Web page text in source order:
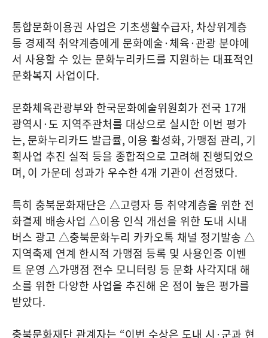
통합문화이용권 사업은 기초생활수급자, 차상위계층
등 경제적 취약계층에게 문화예술·체육·관광 분야에
서 사용할 수 있는 문화누리카드를 지원하는 대표적인
문화복지 사업이다.
문화체육관광부와 한국문화예술위원회가 전국 17개
광역시·도 지역주관처를 대상으로 실시한 이번 평가
는, 문화누리카드 발급률, 이용 활성화, 가맹점 관리, 기
획사업 추진 실적 등을 종합적으로 고려해 진행되었으
며, 이 가운데 성과가 우수한 4개 기관이 선정됐다.
특히 충북문화재단은 △고령자 등 취약계층을 위한 전
화결제 배송사업 △이용 인식 개선을 위한 도내 시내
버스 광고 △충북문화누리 카카오톡 채널 정기발송 △
지역축제 연계 한시적 가맹점 등록 및 사용인증 이벤
트 운영 △가맹점 전수 모니터링 등 문화 사각지대 해
소를 위한 다양한 사업을 추진해 온 점이 높은 평가를
받았다.
충북문화재단 관계자는 “이번 수상은 도내 시·군과 현